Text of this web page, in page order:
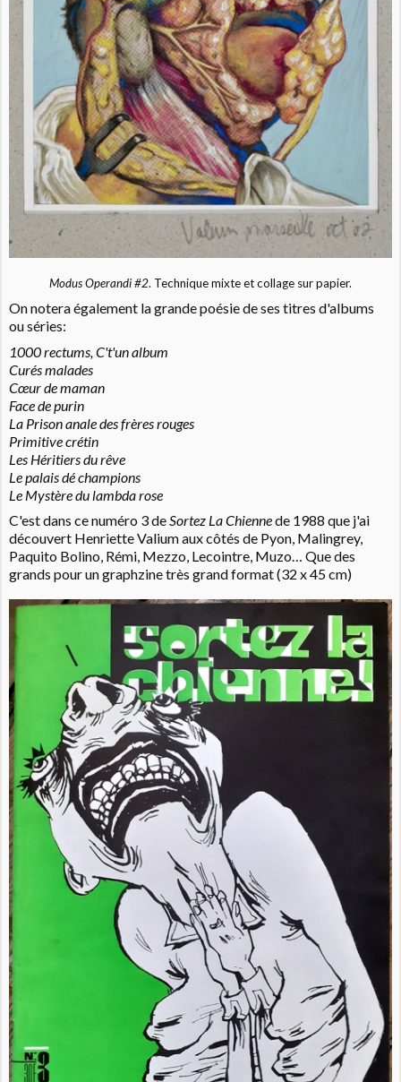
Modus Operandi #2. Technique mixte et collage sur papier.
On notera également la grande poésie de ses titres d'albums
ou séries:
1000 rectums, C't'un album
Curés malades
Cœur de maman
Face de purin
La Prison anale des frères rouges
Primitive crétin
Les Héritiers du rêve
Le palais dé champions
Le Mystère du lambda rose
C'est dans ce numéro 3 de Sortez La Chiennede 1988 que j'ai
découvert Henriette Valium aux côtés de Pyon, Malingrey,
Paquito Bolino, Rémi, Mezzo, Lecointre, Muzo… Que des
grands pour un graphzine très grand format (32 x 45 cm)